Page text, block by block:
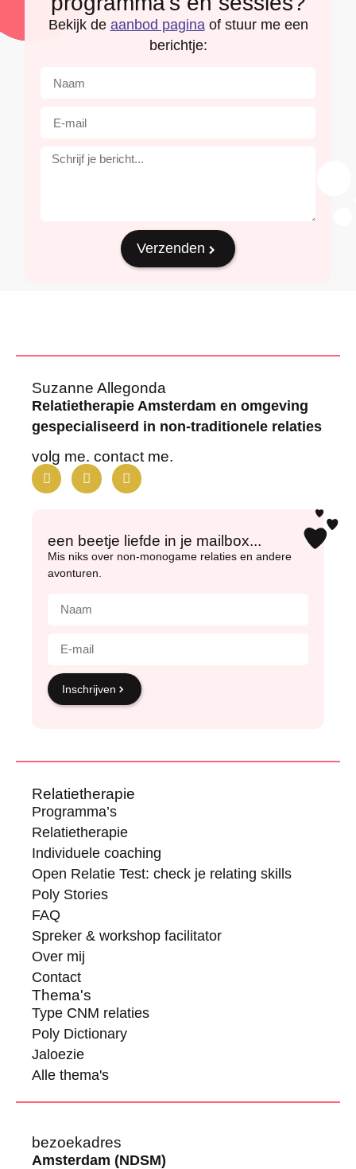
Bekijk de aanbod pagina of stuur me een
berichtje:
Verzenden
Suzanne Allegonda
Relatietherapie Amsterdam en omgeving
gespecialiseerd in non-traditionele relaties
volg me. contact me.
een beetje liefde in je mailbox...
Mis niks over non-monogame relaties en andere
avonturen.
Inschrijven
Relatietherapie
Programma’s
Relatietherapie
Individuele coaching
Open Relatie Test: check je relating skills
Poly Stories
FAQ
Spreker & workshop facilitator
Over mij
Contact
Thema's
Type CNM relaties
Poly Dictionary
Jaloezie
Alle thema's
bezoekadres
Amsterdam (NDSM)